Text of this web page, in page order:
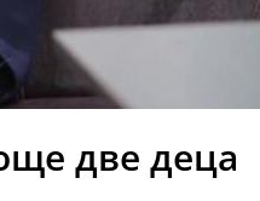
две деца